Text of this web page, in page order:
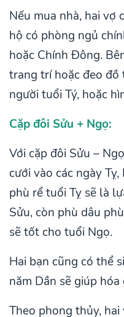
Nếu mua nhà, hai vợ
hộ có phòng ngủ
hoặc Chính Đông.
trang trí hoặc đeo đồ
người tuổi Tý, hoặc
Cặp đôi Sửu + Ngọ:
Với cặp đôi Sửu –
cưới vào các ngày
phù rể tuổi Tỵ sẽ là
Sửu, còn phù dâu
sẽ tốt cho tuổi Ngọ.
Hai bạn cũng có thể
năm Dần sẽ giúp
Theo phong thủy,